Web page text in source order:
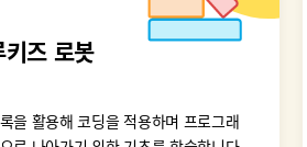
키즈 로봇
을 활용해 코딩을 적용하며 프로그래